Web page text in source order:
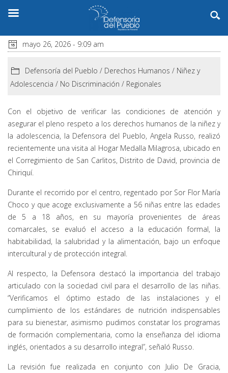
mayo 26, 2026 - 9:09 am
Defensoría del Pueblo / Derechos Humanos / Niñez y
Adolescencia / No Discriminación / Regionales
Con el objetivo de verificar las condiciones de atención y
asegurar el pleno respeto a los derechos humanos de la niñez y
la adolescencia, la Defensora del Pueblo, Angela Russo, realizó
recientemente una visita al Hogar Medalla Milagrosa, ubicado en
el Corregimiento de San Carlitos, Distrito de David, provincia de
Chiriquí.
Durante el recorrido por el centro, regentado por Sor Flor María
Choco y que acoge exclusivamente a 56 niñas entre las edades
de 5 a 18 años, en su mayoría provenientes de áreas
comarcales, se evaluó el acceso a la educación formal, la
habitabilidad, la salubridad y la alimentación, bajo un enfoque
intercultural y de protección integral.
Al respecto, la Defensora destacó la importancia del trabajo
articulado con la sociedad civil para el desarrollo de las niñas.
“Verificamos el óptimo estado de las instalaciones y el
cumplimiento de los estándares de nutrición indispensables
para su bienestar, asimismo pudimos constatar los programas
de formación complementaria, como la enseñanza del idioma
inglés, orientados a su desarrollo integral”, señaló Russo.
La revisión fue realizada en conjunto con Julio De Gracia,